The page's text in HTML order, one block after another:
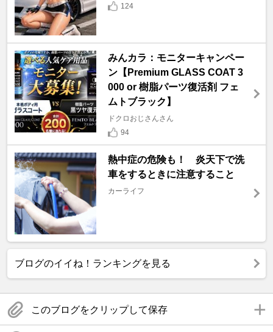
124
みんカラ：モニターキャンペー
ン【Premium GLASS COAT 3
000 or 樹脂パーツ復活剤 フェ
ムトブラック】
ドクロおじさんさん
94
熱中症の危険も！ 炎天下で洗
車をするときに注意すること
カーライフ
ブログのイイね！ランキングを見る
このブログをクリップして保存